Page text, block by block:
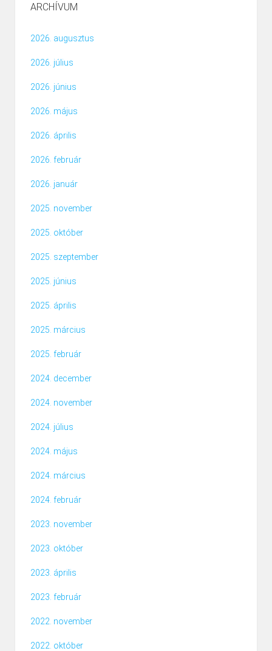
ARCHÍVUM
2026. augusztus
2026. július
2026. június
2026. május
2026. április
2026. február
2026. január
2025. november
2025. október
2025. szeptember
2025. június
2025. április
2025. március
2025. február
2024. december
2024. november
2024. július
2024. május
2024. március
2024. február
2023. november
2023. október
2023. április
2023. február
2022. november
2022. október